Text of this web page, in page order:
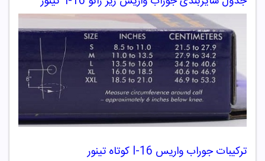
ترکیبات جوراب واریس I-16 کوتاه تینور